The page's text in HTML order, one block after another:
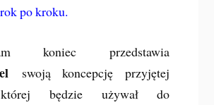
po kroku.
koniec przedstawia
swoją koncepcję przyjętej
będzie używał do